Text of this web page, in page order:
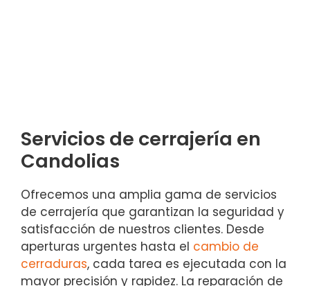
Servicios de cerrajería en
Candolias
Ofrecemos una amplia gama de servicios
de cerrajería que garantizan la seguridad y
satisfacción de nuestros clientes. Desde
aperturas urgentes hasta el cambio de
cerraduras, cada tarea es ejecutada con la
mayor precisión y rapidez. La reparación de